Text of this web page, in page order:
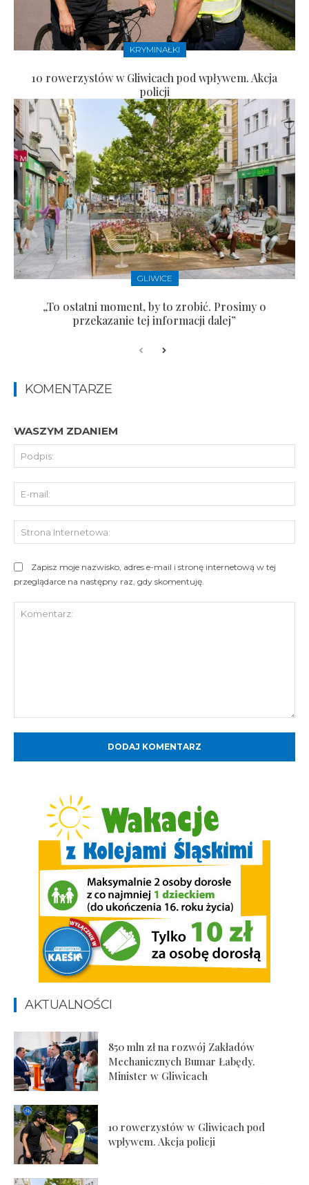
KRYMINAŁKI
10 rowerzystów w Gliwicach pod wpływem. Akcja
policji
GLIWICE
„To ostatni moment, by to zrobić. Prosimy o
przekazanie tej informacji dalej”
KOMENTARZE
WASZYM ZDANIEM
Zapisz moje nazwisko, adres e-mail i stronę internetową w tej
przeglądarce na następny raz, gdy skomentuję.
AKTUALNOŚCI
850 mln zł na rozwój Zakładów
Mechanicznych Bumar Łabędy.
Minister w Gliwicach
10 rowerzystów w Gliwicach pod
wpływem. Akcja policji